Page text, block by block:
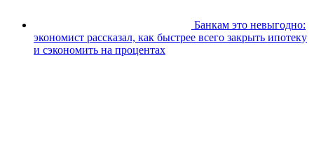
Банкам это невыгодно:
экономист рассказал, как быстрее всего закрыть ипотеку
и сэкономить на процентах